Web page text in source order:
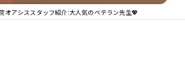
整体院 ＯＡＳＩＳ イオンモール天童院
オアシススタッフ紹介:大人気のベテラン先生💖